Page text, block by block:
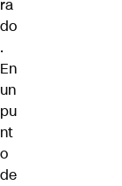
ra
do
.
En
un
pu
nt
o
de